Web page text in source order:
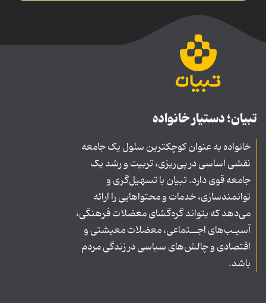
تبیان؛ دستیار خانواده
خانواده به عنوان کوچکترین سلول یک جامعه
نقشی اساسی در پی‌ریزی، تربیت و رشد یک
جامعه قوی دارد. تبیان با تسهیل‌گری و
توانمندسازی، خدمات و محتواهایی را ارائه
می‌دهد که بتواند گره‌گشای معضلات فرهنگی،
آسیـب‌های اجــتماعی، معضلات معیشتی و
اقتصادی و چالش‌های سیاسی در زندگی مردم
باشد.